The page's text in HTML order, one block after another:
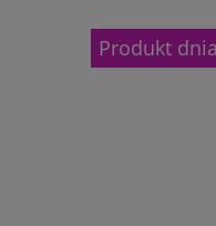
Produkt dnia